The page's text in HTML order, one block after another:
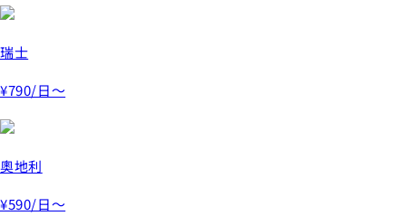
瑞士
¥790/日～
奧地利
¥590/日～